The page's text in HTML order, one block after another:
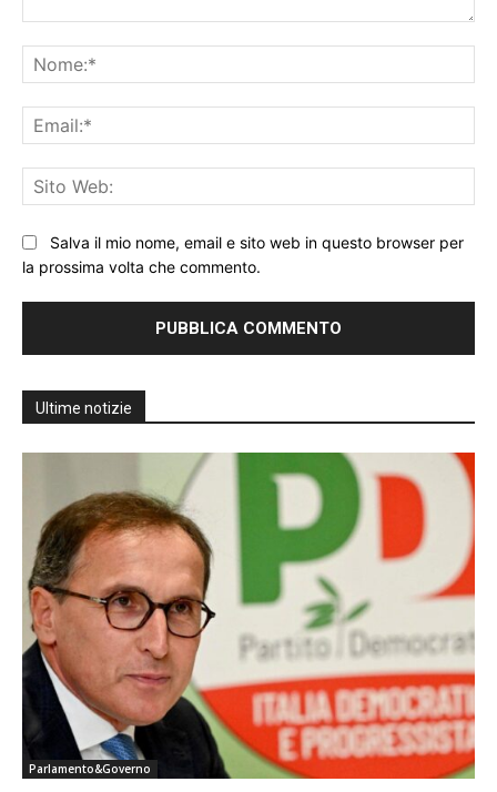
Salva il mio nome, email e sito web in questo browser per
la prossima volta che commento.
Ultime notizie
Parlamento&Governo